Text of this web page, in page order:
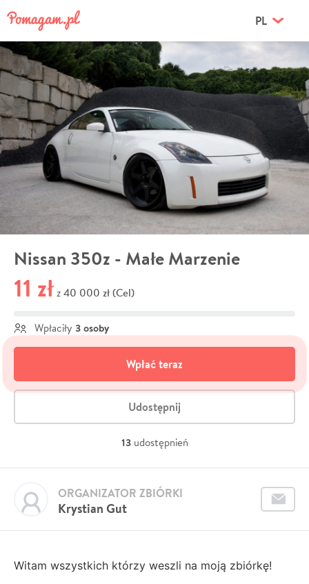
PL
Nissan 350z - Małe Marzenie
11 zł z 40 000 zł (Cel)
Wpłaciły 3 osoby
Wpłać teraz
Udostępnij
13 udostępnień
Krystian Gut
ORGANIZATOR ZBIÓRKI
Witam wszystkich którzy weszli na moją zbiórkę!